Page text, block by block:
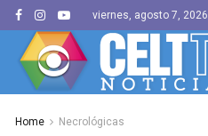
viernes, agosto 7, 2026
Home Necrológicas